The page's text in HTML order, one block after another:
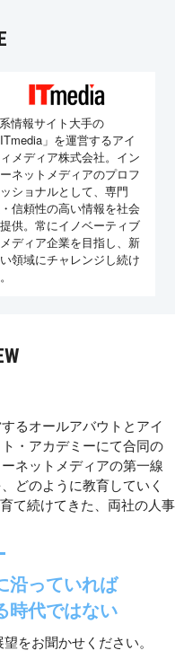
情報サイト大手の
ITmedia」を運営するアイ
メディア株式会社。イン
ネットメディアのプロフ
ショナルとして、専門
信頼性の高い情報を社会
供。常にイノベーティブ
ディア企業を目指し、新
領域にチャレンジし続け
るオールアバウトとアイ
・アカデミーにて合同の
ネットメディアの第一線
どのように教育していく
て続けてきた、両社の人事
沿っていれば
時代ではない
をお聞かせください。